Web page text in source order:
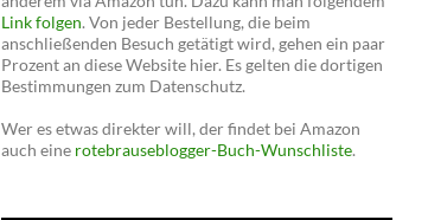
Link folgen. Von jeder Bestellung, die beim
anschließenden Besuch getätigt wird, gehen ein paar
Prozent an diese Website hier. Es gelten die dortigen
Bestimmungen zum Datenschutz.
Wer es etwas direkter will, der findet bei Amazon
auch eine rotebrauseblogger-Buch-Wunschliste.